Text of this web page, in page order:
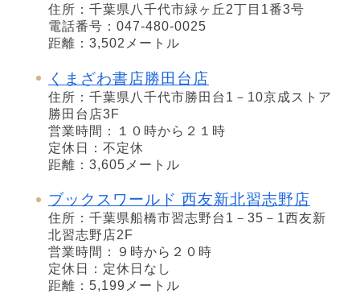
住所：千葉県八千代市緑ヶ丘2丁目1番3号
電話番号：047-480-0025
距離：3,502メートル
くまざわ書店勝田台店
住所：千葉県八千代市勝田台1－10京成ストア
勝田台店3F
営業時間：１０時から２１時
定休日：不定休
距離：3,605メートル
ブックスワールド 西友新北習志野店
住所：千葉県船橋市習志野台1－35－1西友新
北習志野店2F
営業時間：９時から２０時
定休日：定休日なし
距離：5,199メートル